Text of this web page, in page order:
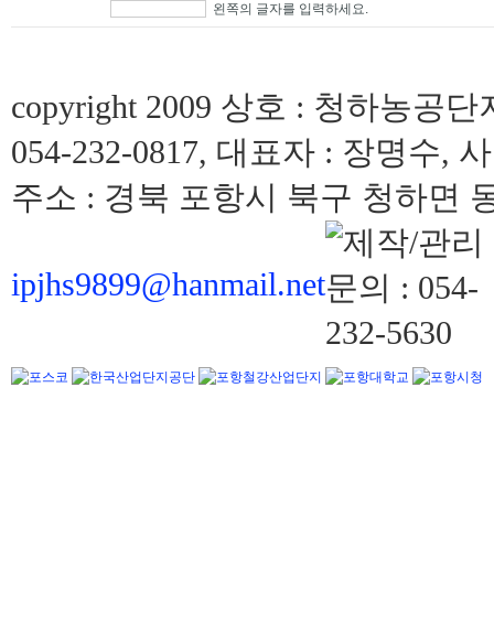
왼쪽의 글자를 입력하세요.
copyright 2009 상호 : 청하농공
054-232-0817, 대표자 : 장명수,
주소 : 경북 포항시 북구 청하면
ipjhs9899@hanmail.net